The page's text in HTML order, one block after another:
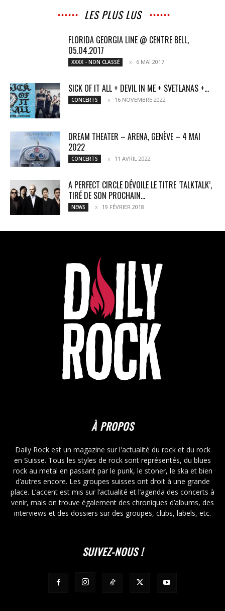
LES PLUS LUS
FLORIDA GEORGIA LINE @ CENTRE BELL,
05.04.2017
XXXX - NON CLASSÉ 6 MAI 2017
SICK OF IT ALL + DEVIL IN ME + SVETLANAS +...
CONCERTS 16 NOVEMBRE 2022
DREAM THEATER – ARENA, GENÈVE – 4 MAI
2022
CONCERTS 11 AVRIL 2022
A PERFECT CIRCLE DÉVOILE LE TITRE ‘TALKTALK’,
TIRÉ DE SON PROCHAIN...
NEWS 19 FÉVRIER 2018
À PROPOS
Daily Rock est un magazine sur l'actualité du rock et du rock
en Suisse. Tous les styles de rock sont représentés, du blues
rock au metal en passant par le punk, le stoner, le ska et bien
d’autres encore. Les groupes suisses ont droit à une grande
place. L’accent est mis sur l’actualité et l’agenda des concerts à
venir, mais on trouve également des chroniques d’albums, des
interviews et des dossiers sur des groupes, clubs, labels, etc.
SUIVEZ-NOUS !